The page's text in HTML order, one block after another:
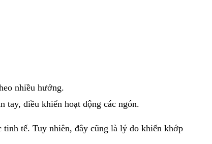
nhiều hướng.
điều khiển hoạt động các ngón.
tế. Tuy nhiên, đây cũng là lý do khiến khớp